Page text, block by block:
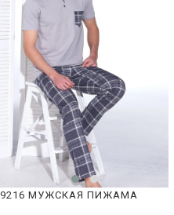
9216 МУЖСКАЯ ПИЖАМА